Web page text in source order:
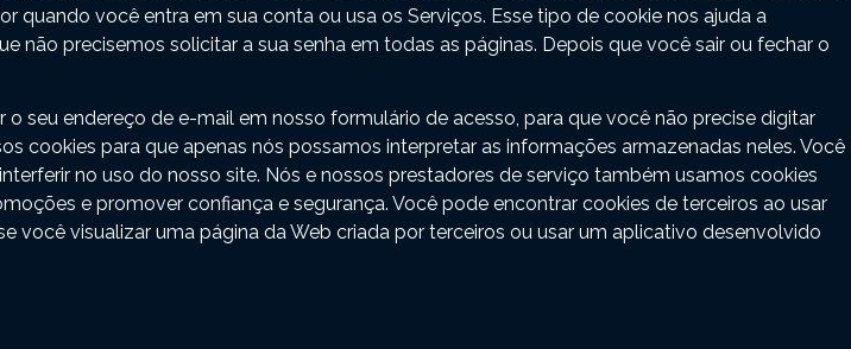
quando você entra em sua conta ou usa os Serviços. Esse tipo de cookie nos ajuda a
não precisemos solicitar a sua senha em todas as páginas. Depois que você sair ou fechar o
seu endereço de e-mail em nosso formulário de acesso, para que você não precise digitar
cookies para que apenas nós possamos interpretar as informações armazenadas neles. Você
no uso do nosso site. Nós e nossos prestadores de serviço também usamos cookies
e promover confiança e segurança. Você pode encontrar cookies de terceiros ao usar
visualizar uma página da Web criada por terceiros ou usar um aplicativo desenvolvido